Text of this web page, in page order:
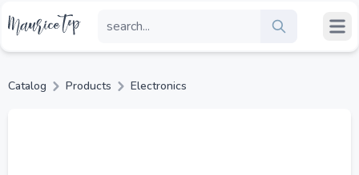
Catalog Products Electronics